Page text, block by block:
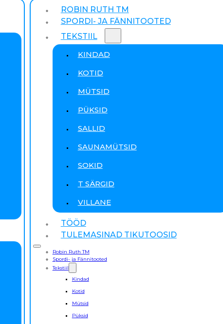
ROBIN RUTH TM
SPORDI- JA FÄNNITOOTED
TEKSTIIL
KINDAD
KOTID
MÜTSID
PÜKSID
SALLID
SAUNAMÜTSID
SOKID
T SÄRGID
VILLANE
TÖÖD
TULEMASINAD TIKUTOOSID
Robin Ruth TM
Spordi- ja Fännitooted
Tekstiil
Kindad
Kotid
Mütsid
Püksid